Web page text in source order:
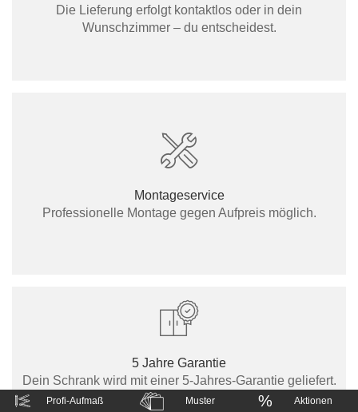
Profi-Aufmaß Muster % Aktionen
Die Lieferung erfolgt kontaktlos oder in dein
Wunschzimmer – du entscheidest.
Montageservice
Professionelle Montage gegen Aufpreis möglich.
5 Jahre Garantie
Dein Schrank wird mit einer 5-Jahres-Garantie geliefert.
Sollte etwas mit deinem Schrank nicht in Ordnung sein,